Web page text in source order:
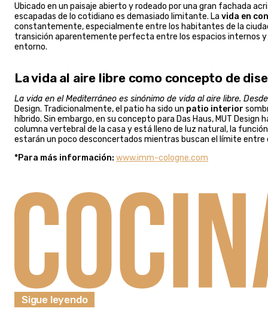
Ubicado en un paisaje abierto y rodeado por una gran fachada
escapadas de lo cotidiano es demasiado limitante. La vida en
constantemente, especialmente entre los habitantes de la
transición aparentemente perfecta entre los espacios internos
entorno.
La vida al aire libre como concepto de
La vida en el Mediterráneo es sinónimo de vida al aire libre.
Design. Tradicionalmente, el patio ha sido un patio interior
híbrido. Sin embargo, en su concepto para Das Haus, MUT
columna vertebral de la casa y está lleno de luz natural, la
estarán un poco desconcertados mientras buscan el límite
*Para más información: www.imm-cologne.com
Sigue leyendo